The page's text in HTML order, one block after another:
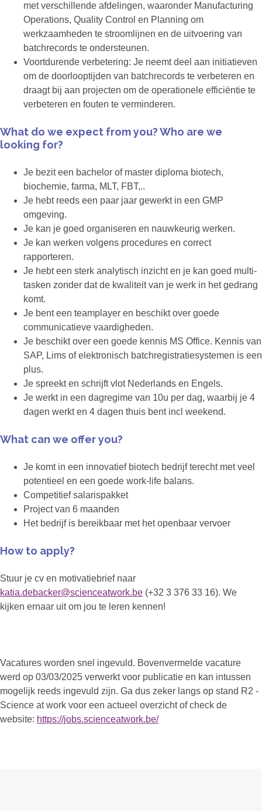
met verschillende afdelingen, waaronder Manufacturing
Operations, Quality Control en Planning om
werkzaamheden te stroomlijnen en de uitvoering van
batchrecords te ondersteunen.
Voortdurende verbetering: Je neemt deel aan initiatieven
om de doorlooptijden van batchrecords te verbeteren en
draagt bij aan projecten om de operationele efficiëntie te
verbeteren en fouten te verminderen.
What do we expect from you? Who are we
looking for?
Je bezit een bachelor of master diploma biotech,
biochemie, farma, MLT, FBT,..
Je hebt reeds een paar jaar gewerkt in een GMP
omgeving.
Je kan je goed organiseren en nauwkeurig werken.
Je kan werken volgens procedures en correct
rapporteren.
Je hebt een sterk analytisch inzicht en je kan goed multi-
tasken zonder dat de kwaliteit van je werk in het gedrang
komt.
Je bent een teamplayer en beschikt over goede
communicatieve vaardigheden.
Je beschikt over een goede kennis MS Office. Kennis van
SAP, Lims of elektronisch batchregistratiesystemen is een
plus.
Je spreekt en schrijft vlot Nederlands en Engels.
Je werkt in een dagregime van 10u per dag, waarbij je 4
dagen werkt en 4 dagen thuis bent incl weekend.
What can we offer you?
Je komt in een innovatief biotech bedrijf terecht met veel
potentieel en een goede work-life balans.
Competitief salarispakket
Project van 6 maanden
Het bedrijf is bereikbaar met het openbaar vervoer
How to apply?
Stuur je cv en motivatiebrief naar
katia.debacker@scienceatwork.be (+32 3 376 33 16). We
kijken ernaar uit om jou te leren kennen!
Vacatures worden snel ingevuld. Bovenvermelde vacature
werd op 03/03/2025 verwerkt voor publicatie en kan intussen
mogelijk reeds ingevuld zijn. Ga dus zeker langs op stand R2 -
Science at work voor een actueel overzicht of check de
website: https://jobs.scienceatwork.be/